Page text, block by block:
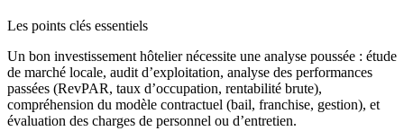
Les points clés essentiels
Un bon investissement hôtelier nécessite une analyse poussée : étude
de marché locale, audit d’exploitation, analyse des performances
passées (RevPAR, taux d’occupation, rentabilité brute),
compréhension du modèle contractuel (bail, franchise, gestion), et
évaluation des charges de personnel ou d’entretien.